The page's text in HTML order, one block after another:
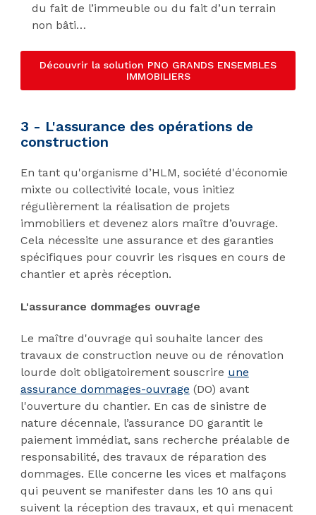
du fait de l’immeuble ou du fait d’un terrain
non bâti…
Découvrir la solution PNO GRANDS ENSEMBLES
IMMOBILIERS
3 - L'assurance des opérations de
construction
En tant qu'organisme d’HLM, société d'économie
mixte ou collectivité locale, vous initiez
régulièrement la réalisation de projets
immobiliers et devenez alors maître d’ouvrage.
Cela nécessite une assurance et des garanties
spécifiques pour couvrir les risques en cours de
chantier et après réception.
L'assurance dommages ouvrage
Le maître d'ouvrage qui souhaite lancer des
travaux de construction neuve ou de rénovation
lourde doit obligatoirement souscrire une
assurance dommages-ouvrage (DO) avant
l'ouverture du chantier. En cas de sinistre de
nature décennale, l’assurance DO garantit le
paiement immédiat, sans recherche préalable de
responsabilité, des travaux de réparation des
dommages. Elle concerne les vices et malfaçons
qui peuvent se manifester dans les 10 ans qui
suivent la réception des travaux, et qui menacent